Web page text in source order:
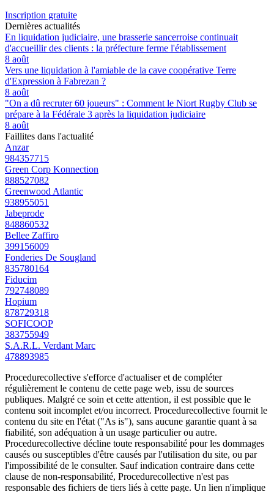
Inscription gratuite
Dernières actualités
En liquidation judiciaire, une brasserie sancerroise continuait
d'accueillir des clients : la préfecture ferme l'établissement
8 août
Vers une liquidation à l'amiable de la cave coopérative Terre
d'Expression à Fabrezan ?
8 août
"On a dû recruter 60 joueurs" : Comment le Niort Rugby Club se
prépare à la Fédérale 3 après la liquidation judiciaire
8 août
Faillites dans l'actualité
Anzar
984357715
Green Corp Konnection
888527082
Greenwood Atlantic
938955051
Jabeprode
848860532
Bellee Zaffiro
399156009
Fonderies De Sougland
835780164
Fiducim
792748089
Hopium
878729318
SOFICOOP
383755949
S.A.R.L. Verdant Marc
478893985
Procedurecollective s'efforce d'actualiser et de compléter
régulièrement le contenu de cette page web, issu de sources
publiques. Malgré ce soin et cette attention, il est possible que le
contenu soit incomplet et/ou incorrect. Procedurecollective fournit le
contenu du site en l'état ("As is"), sans aucune garantie quant à sa
fiabilité, son adéquation à un usage particulier ou autre.
Procedurecollective décline toute responsabilité pour les dommages
causés ou susceptibles d'être causés par l'utilisation du site, ou par
l'impossibilité de le consulter. Sauf indication contraire dans cette
clause de non-responsabilité, Procedurecollective n'est pas
responsable des fichiers de tiers liés à cette page. Un lien n'implique